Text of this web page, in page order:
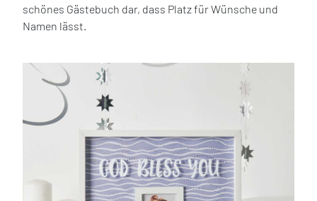
schönes Gästebuch dar, dass Platz für Wünsche und
Namen lässt.